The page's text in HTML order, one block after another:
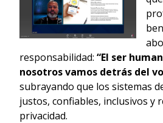
responsabilidad: “El ser
nosotros vamos detrás del
subrayando que los sistemas
justos, confiables, inclusivos y
privacidad.